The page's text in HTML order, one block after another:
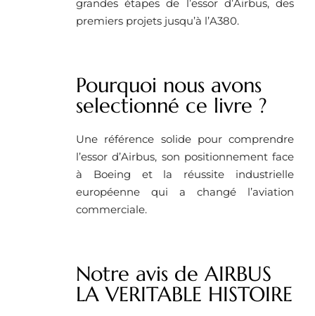
grandes étapes de l’essor d’Airbus, des
premiers projets jusqu’à l’A380.
Pourquoi nous avons
selectionné ce livre ? ​
Une référence solide pour comprendre
l’essor d’Airbus, son positionnement face
à Boeing et la réussite industrielle
européenne qui a changé l’aviation
commerciale.
Notre avis de AIRBUS
LA VERITABLE HISTOIRE